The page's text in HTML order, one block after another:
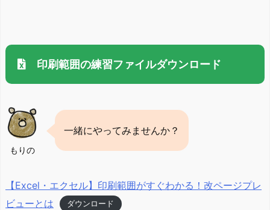
印刷範囲の練習ファイルダウンロード
もりの
一緒にやってみませんか？
【Excel・エクセル】印刷範囲がすぐわかる！改ページプレ
ビューとは
ダウンロード